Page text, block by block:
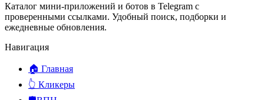
Каталог мини-приложений и ботов в Telegram с
проверенными ссылками. Удобный поиск, подборки и
ежедневные обновления.
Навигация
🏠 Главная
👆 Кликеры